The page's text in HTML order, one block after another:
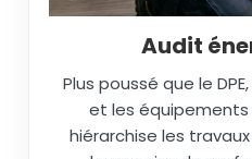
Audit
Plus poussé que le
et les
hiérarchise les